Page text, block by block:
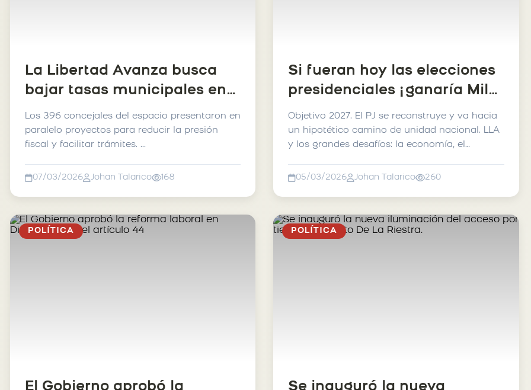
La Libertad Avanza busca
bajar tasas municipales en
116 partidos bonaerenses
Los 396 concejales del espacio presentaron en
paralelo proyectos para reducir la presión
fiscal y facilitar trámites. ...
07/03/2026 Johan Talarico 168
Si fueran hoy las elecciones
presidenciales ¿ganaría Milei
o el Peronismo?
Objetivo 2027. El PJ se reconstruye y va hacia
un hipotético camino de unidad nacional. LLA
y los grandes desafíos: la economía, el
05/03/2026 Johan Talarico 260
POLÍTICA
El Gobierno aprobó la
POLÍTICA
Se inauguró la nueva